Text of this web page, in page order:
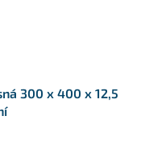
300 x 400 x 12,5